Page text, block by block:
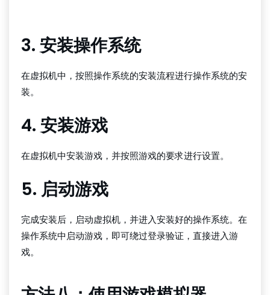
3. 安装操作系统
在虚拟机中，按照操作系统的安装流程进行操作系统的安
装。
4. 安装游戏
在虚拟机中安装游戏，并按照游戏的要求进行设置。
5. 启动游戏
完成安装后，启动虚拟机，并进入安装好的操作系统。在
操作系统中启动游戏，即可绕过登录验证，直接进入游
戏。